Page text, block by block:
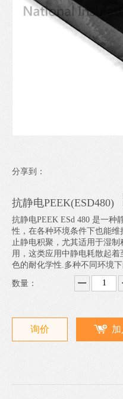
分享到：
抗静电PEEK(ESD480)
抗静电PEEK ESd 480 是一种
性，在各种环境条件下也能
止静电积聚，尤其适用于湿
用，这类应用中静电耗散起
色的耐化学性.多种不同环境
数量：
询价